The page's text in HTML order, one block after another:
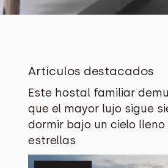
Artículos destacados
Este hostal familiar
que el mayor lujo sigue
dormir bajo un cielo lleno
estrellas